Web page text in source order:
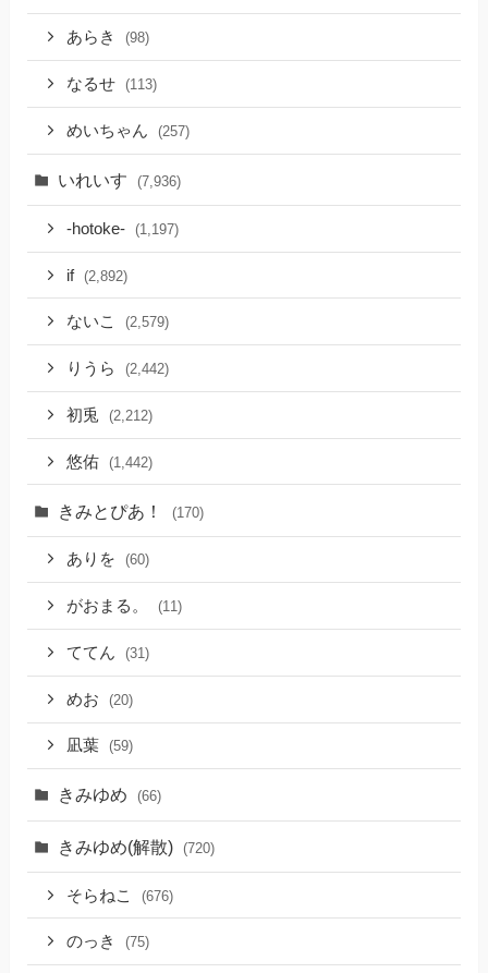
あらき (98)
なるせ (113)
めいちゃん (257)
いれいす (7,936)
-hotoke- (1,197)
if (2,892)
ないこ (2,579)
りうら (2,442)
初兎 (2,212)
悠佑 (1,442)
きみとぴあ！ (170)
ありを (60)
がおまる。 (11)
ててん (31)
めお (20)
凪葉 (59)
きみゆめ (66)
きみゆめ(解散) (720)
そらねこ (676)
のっき (75)